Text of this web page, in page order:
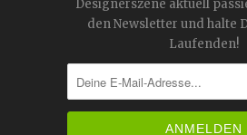
Designerszene aktuell
den Newsletter und halte
Laufenden!